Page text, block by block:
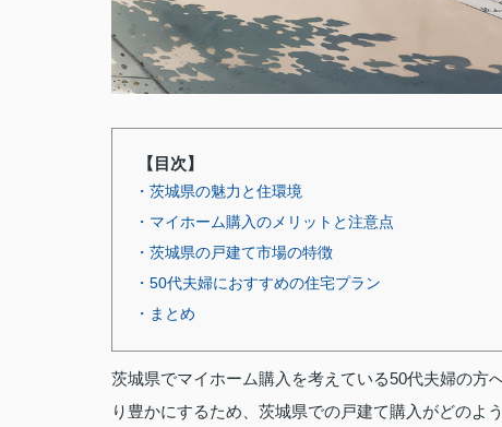
【目次】
・茨城県の魅力と住環境
・マイホーム購入のメリットと注意点
・茨城県の戸建て市場の特徴
・50代夫婦におすすめの住宅プラン
・まとめ
茨城県でマイホーム購入を考えている50代夫婦の方
り豊かにするため、茨城県での戸建て購入がどのよ